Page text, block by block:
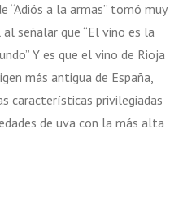
“Adiós a la armas” tomó muy
señalar que “El vino es la
Y es que el vino de Rioja
más antigua de España,
características privilegiadas
de uva con la más alta